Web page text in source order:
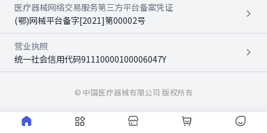
医疗器械网络交易服务第三方平台备案凭证
(鄂)网械平台备字[2021]第00002号
营业执照
统一社会信用代码91110000100006047Y
© 中国医疗器械有限公司 版权所有